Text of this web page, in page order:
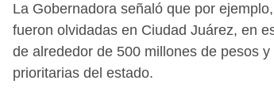
La Gobernadora señaló que por
fueron olvidadas en Ciudad Juárez, en
de alrededor de 500 millones de pesos
prioritarias del estado.